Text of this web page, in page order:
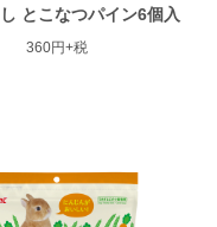
とこなつパイン6個入
360円+税